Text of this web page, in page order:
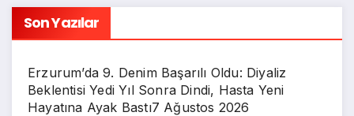
Son Yazılar
Erzurum’da 9. Denim Başarılı Oldu: Diyaliz
Beklentisi Yedi Yıl Sonra Dindi, Hasta Yeni
Hayatına Ayak Bastı7 Ağustos 2026